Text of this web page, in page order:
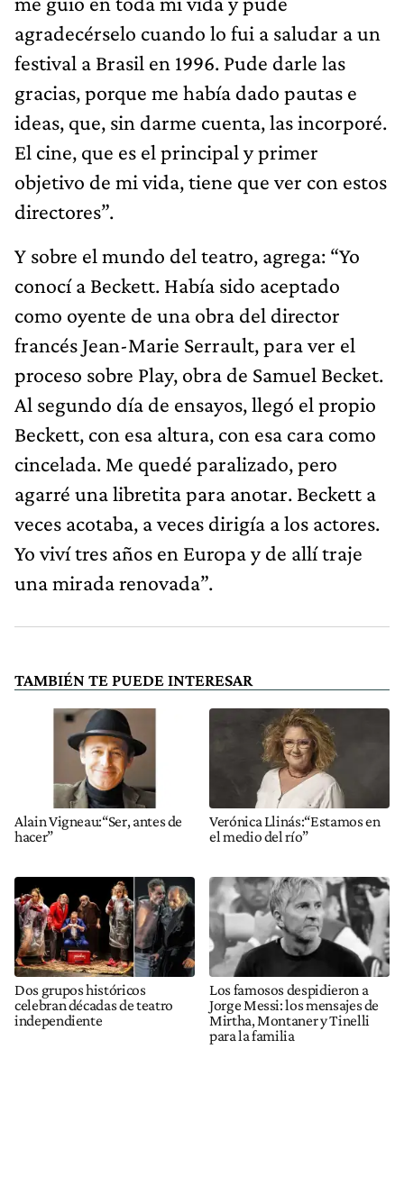
agradecérselo cuando lo fui a saludar a un
festival a Brasil en 1996. Pude darle las
gracias, porque me había dado pautas e
ideas, que, sin darme cuenta, las incorporé.
El cine, que es el principal y primer
objetivo de mi vida, tiene que ver con estos
directores”.
Y sobre el mundo del teatro, agrega: “Yo
conocí a Beckett. Había sido aceptado
como oyente de una obra del director
francés Jean-Marie Serrault, para ver el
proceso sobre Play, obra de Samuel Becket.
Al segundo día de ensayos, llegó el propio
Beckett, con esa altura, con esa cara como
cincelada. Me quedé paralizado, pero
agarré una libretita para anotar. Beckett a
veces acotaba, a veces dirigía a los actores.
Yo viví tres años en Europa y de allí traje
una mirada renovada”.
TAMBIÉN TE PUEDE INTERESAR
Alain Vigneau:“Ser, antes de
hacer”
Verónica Llinás:“Estamos en
el medio del río”
Dos grupos históricos
celebran décadas de teatro
independiente
Los famosos despidieron a
Jorge Messi: los mensajes de
Mirtha, Montaner y Tinelli
para la familia